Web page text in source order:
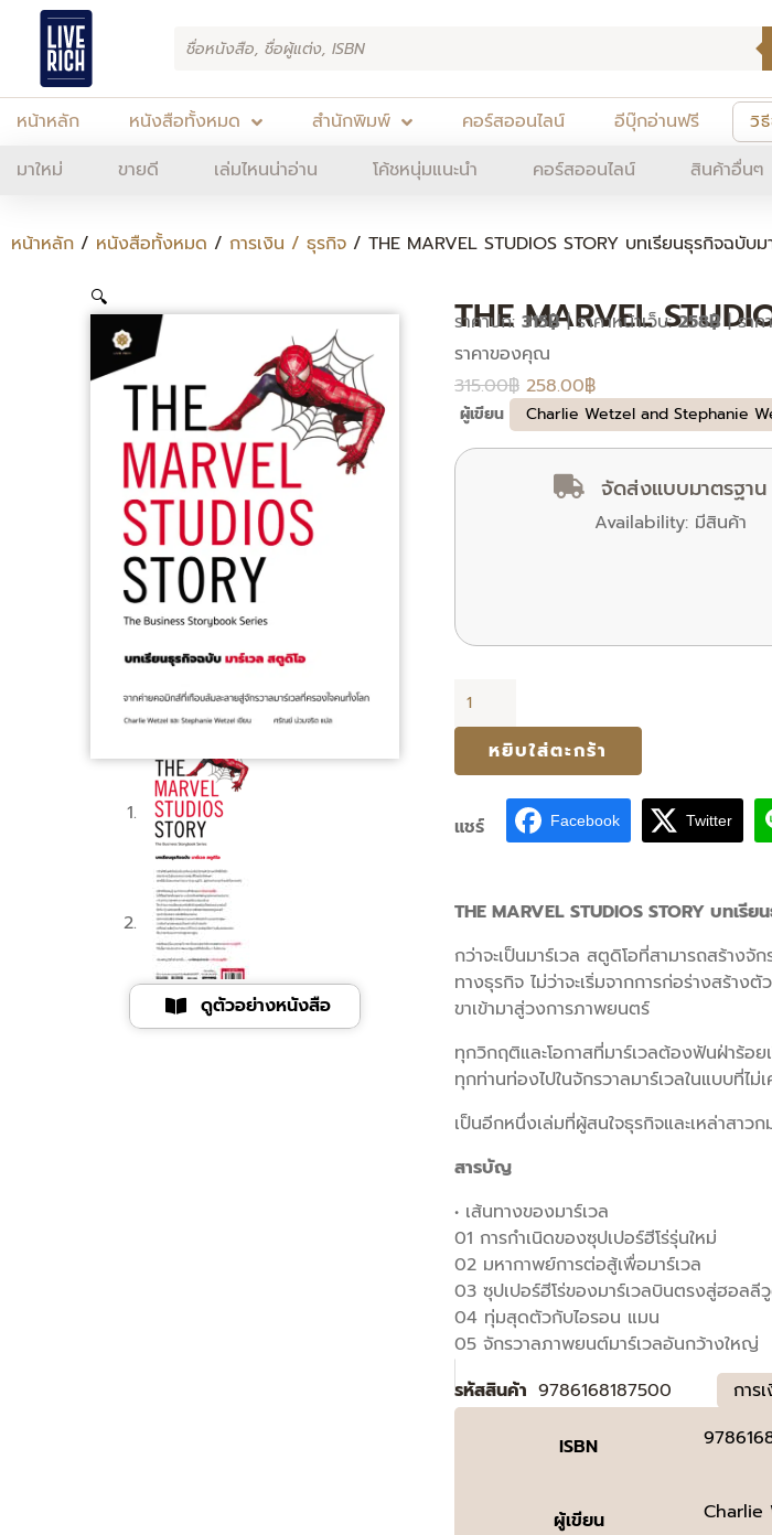
content
Products
search
หน้าหลัก หนังสือทั้งหมด สำนักพิมพ์ คอร์สออนไลน์ อีบุ๊กอ่านฟรี วิ
มาใหม่ ขายดี เล่มไหนน่าอ่าน โค้ชหนุ่มแนะนำ คอร์สออนไลน์ สินค้าอื่นๆ
หน้าหลัก / หนังสือทั้งหมด / การเงิน / ธุรกิจ / THE MARVEL STUDIOS STORY บทเรียนธุรกิจฉบับม
🔍
ดูตัวอย่างหนังสือ
THE MARVEL
ราคาปก: 315฿|ราคาหน้าเว็บ:258฿|รา
315.00฿
Original
price
was:
315.00฿.
258.00฿price
is:
258.00฿.
ผู้เขียน Charlie Wetzel and Stephanie
จัดส่งแบบมาตรฐาน
Availability: มีสินค้า
จำนวน
THE
MARVEL
STORY
ธุรกิจ
ฉบับ
มาร์
เวล
สตู
ดิโอ
ชิ้น
หยิบใส่ตะกร้า
แชร์ Facebook Twitter
THE MARVEL STUDIOS STORY บทเรีย
กว่าจะเป็นมาร์เวล สตูดิโอที่สามารถสร้าง
ทางธุรกิจ ไม่ว่าจะเริ่มจากการก่อร่างสร้า
ขาเข้ามาสู่วงการภาพยนตร์
ทุกวิกฤติและโอกาสที่มาร์เวลต้องฟันฝ่าร้อย
ทุกท่านท่องไปในจักรวาลมาร์เวลในแบบที่ไม่
เป็นอีกหนึ่งเล่มที่ผู้สนใจธุรกิจและเหล่าสาว
สารบัญ
• เส้นทางของมาร์เวล
01 การกำเนิดของซุปเปอร์ฮีโร่รุ่นใหม่
02 มหากาพย์การต่อสู้เพื่อมาร์เวล
03 ซุปเปอร์ฮีโร่ของมาร์เวลบินตรงสู่ฮอลลี
04 ทุ่มสุดตัวกับไอรอน แมน
05 จักรวาลภาพยนต์มาร์เวลอันกว้างใหญ่
รหัสสินค้า 9786168187500 การ
ISBN
ผู้เขียน Charlie